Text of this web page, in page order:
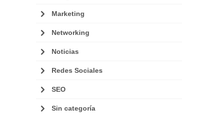
Marketing
Networking
Noticias
Redes Sociales
SEO
Sin categoría